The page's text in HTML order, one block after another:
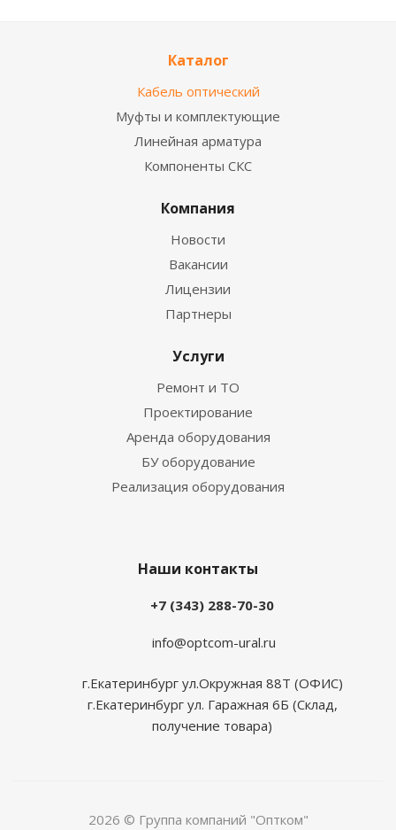
Каталог
Кабель оптический
Муфты и комплектующие
Линейная арматура
Компоненты СКС
Компания
Новости
Вакансии
Лицензии
Партнеры
Услуги
Ремонт и ТО
Проектирование
Аренда оборудования
БУ оборудование
Реализация оборудования
Наши контакты
+7 (343) 288-70-30
info@optcom-ural.ru
г.Екатеринбург ул.Окружная 88Т (ОФИС)
г.Екатеринбург ул. Гаражная 6Б (Склад,
получение товара)
2026 © Группа компаний "Оптком"